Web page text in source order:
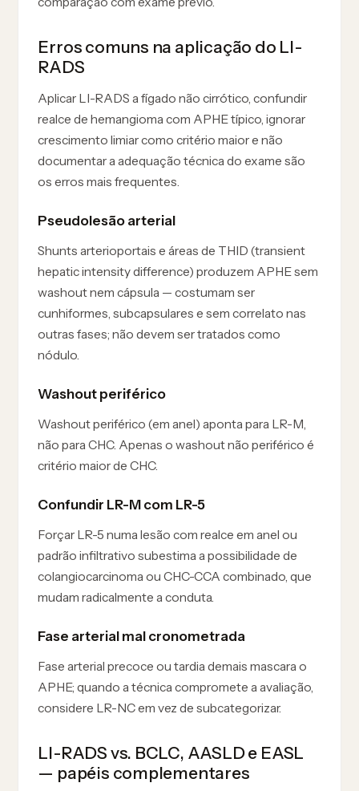
Erros comuns na aplicação do LI-
RADS
Aplicar LI-RADS a fígado não cirrótico, confundir
realce de hemangioma com APHE típico, ignorar
crescimento limiar como critério maior e não
documentar a adequação técnica do exame são
os erros mais frequentes.
Pseudolesão arterial
Shunts arterioportais e áreas de THID (transient
hepatic intensity difference) produzem APHE sem
washout nem cápsula — costumam ser
cunhiformes, subcapsulares e sem correlato nas
outras fases; não devem ser tratados como
nódulo.
Washout periférico
Washout periférico (em anel) aponta para LR-M,
não para CHC. Apenas o washout não periférico é
critério maior de CHC.
Confundir LR-M com LR-5
Forçar LR-5 numa lesão com realce em anel ou
padrão infiltrativo subestima a possibilidade de
colangiocarcinoma ou CHC-CCA combinado, que
mudam radicalmente a conduta.
Fase arterial mal cronometrada
Fase arterial precoce ou tardia demais mascara o
APHE; quando a técnica compromete a avaliação,
considere LR-NC em vez de subcategorizar.
LI-RADS vs. BCLC, AASLD e EASL
— papéis complementares